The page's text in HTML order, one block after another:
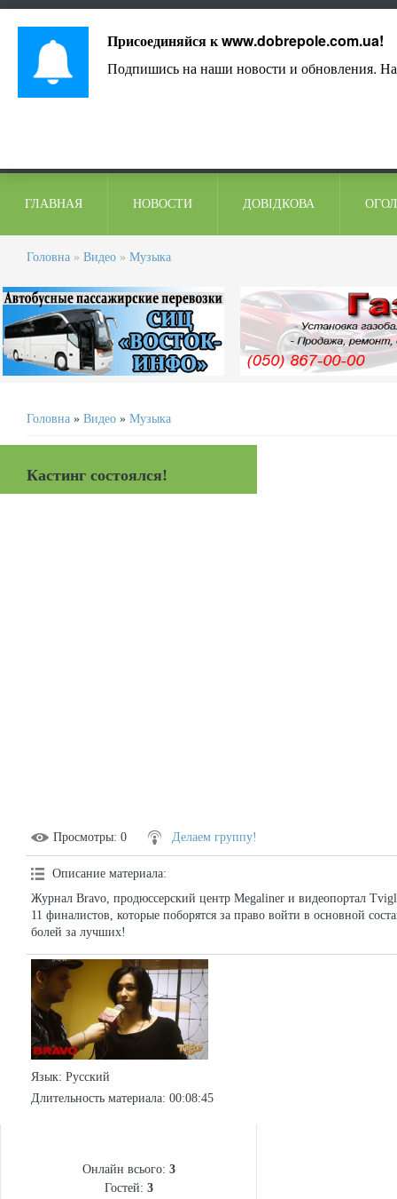
ГЛАВНАЯ НОВОСТИ ДОВІДКОВА
Головна » Видео » Музыка
Головна » Видео » Музыка
Кастинг состоялся!
Просмотры: 0 Делаем группу!
Описание материала:
Журнал Bravo, продюссерский центр Megaliner и видеопортал
11 финалистов, которые поборятся за право войти в основной
болей за лучших!
Язык: Русский
Длительность материала: 00:08:45
Онлайн всього: 3
Гостей: 3
Присоединяйся кwww.dobrepole.com.ua!
Подпишись на наши новости и обновления.